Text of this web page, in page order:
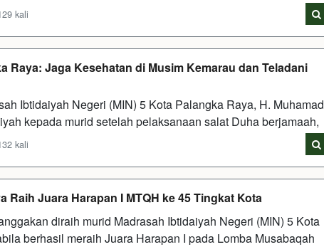
kali
Raya: Jaga Kesehatan di Musim Kemarau dan Teladani
Ibtidaiyah Negeri (MIN) 5 Kota Palangka Raya, H. Muhamad
kepada murid setelah pelaksanaan salat Duha berjamaah,
kali
Raih Juara Harapan I MTQH ke 45 Tingkat Kota
diraih murid Madrasah Ibtidaiyah Negeri (MIN) 5 Kota
berhasil meraih Juara Harapan I pada Lomba Musabaqah